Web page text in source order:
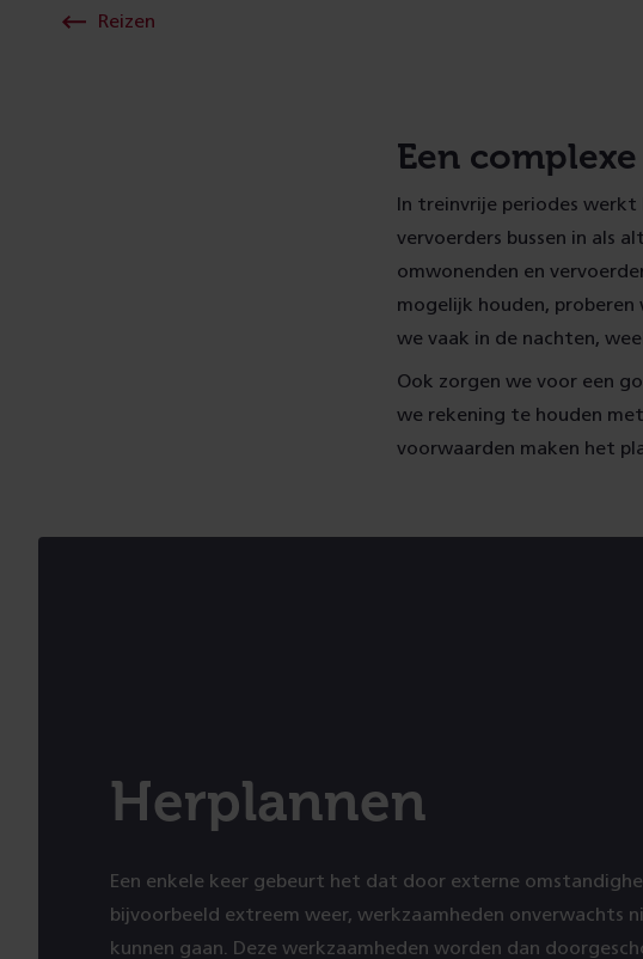
Reizen
Een
In treinvrije periodes werkt
vervoerders bussen in als
omwonenden en
mogelijk houden,
we vaak in de nachten,
Ook zorgen we voor een
we rekening te houden
voorwaarden maken het
Herplannen
Een enkele keer gebeurt het dat door externe
bijvoorbeeld extreem weer, werkzaamheden onverwachts
kunnen gaan. Deze werkzaamheden worden dan